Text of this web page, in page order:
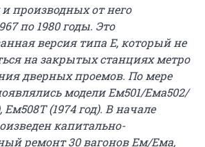
производных от него
по 1980 годы. Это
версия типа Е, который не
на закрытых станциях метро
дверных проемов. По мере
модели Ем501/Ема502/
Ем508Т (1974 год). В начале
капитально-
ремонт 30 вагонов Ем/Ема,